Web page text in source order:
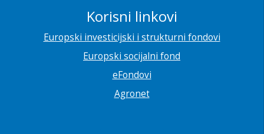
Korisni linkovi
Europski investicijski i strukturni fondovi
Europski socijalni fond
eFondovi
Agronet